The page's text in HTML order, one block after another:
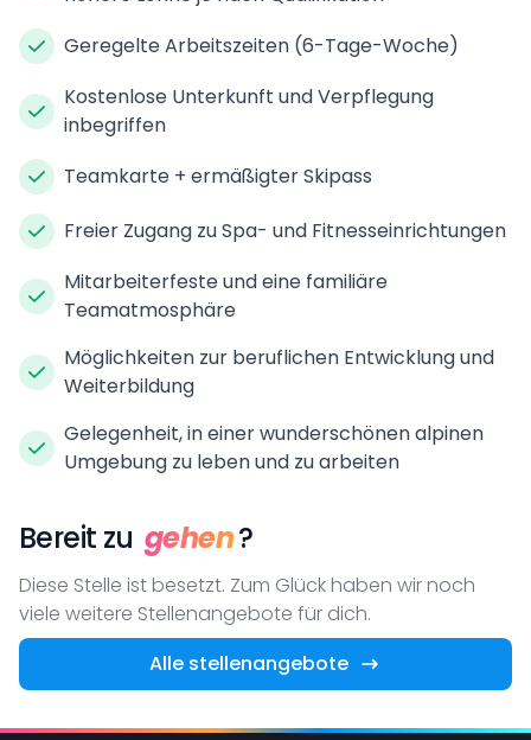
Geregelte Arbeitszeiten (6-Tage-Woche)
Kostenlose Unterkunft und Verpflegung
inbegriffen
Teamkarte + ermäßigter Skipass
Freier Zugang zu Spa- und Fitnesseinrichtungen
Mitarbeiterfeste und eine familiäre
Teamatmosphäre
Möglichkeiten zur beruflichen Entwicklung und
Weiterbildung
Gelegenheit, in einer wunderschönen alpinen
Umgebung zu leben und zu arbeiten
Bereit zu gehen?
Diese Stelle ist besetzt. Zum Glück haben wir noch
viele weitere Stellenangebote für dich.
Alle stellenangebote